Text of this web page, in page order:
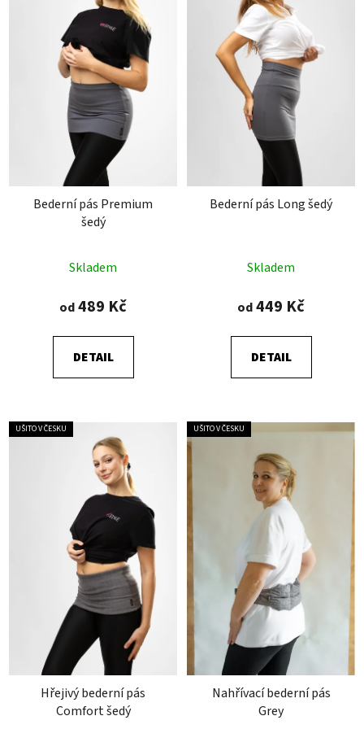
Bederní pás Premium
šedý
hodnocení
produktu
5,0
z
Skladem
od489 Kč
DETAIL
Bederní pás Long šedý
hodnocení
produktu
5,0
z
Skladem
od449 Kč
DETAIL
UŠITO V ČESKU
Hřejivý bederní pás
Comfort šedý
UŠITO V ČESKU
Nahřívací bederní pás
Grey